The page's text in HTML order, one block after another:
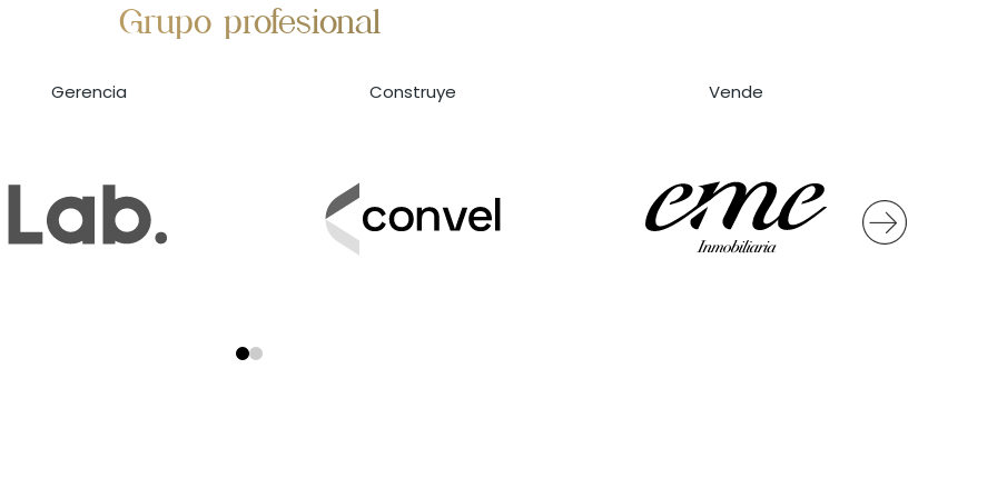
Grupo profesional
Gerencia Construye Vende